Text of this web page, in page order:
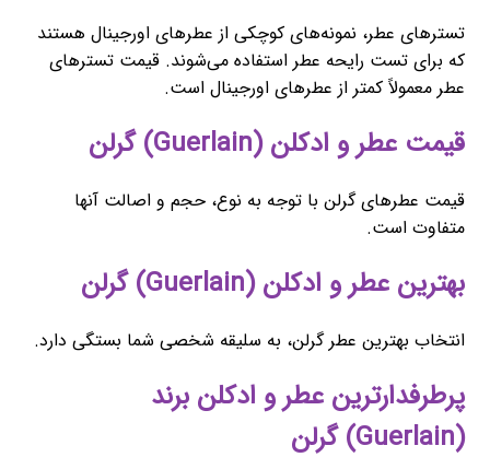
تسترهای عطر، نمونه‌های کوچکی از عطرهای اورجینال هستند
که برای تست رایحه عطر استفاده می‌شوند. قیمت تسترهای
عطر معمولاً کمتر از عطرهای اورجینال است.
قیمت عطر و ادکلن (Guerlain) گرلن
قیمت عطرهای گرلن با توجه به نوع، حجم و اصالت آنها
متفاوت است.
بهترین عطر و ادکلن (Guerlain) گرلن
انتخاب بهترین عطر گرلن، به سلیقه شخصی شما بستگی دارد.
پرطرفدارترین عطر و ادکلن برند
(Guerlain) گرلن